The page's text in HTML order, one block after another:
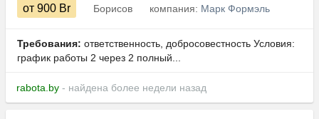
от 900 Br Борисов компания: Марк Формэль
Требования: ответственность, добросовестность Условия:
график работы 2 через 2 полный...
rabota.by - найдена более недели назад